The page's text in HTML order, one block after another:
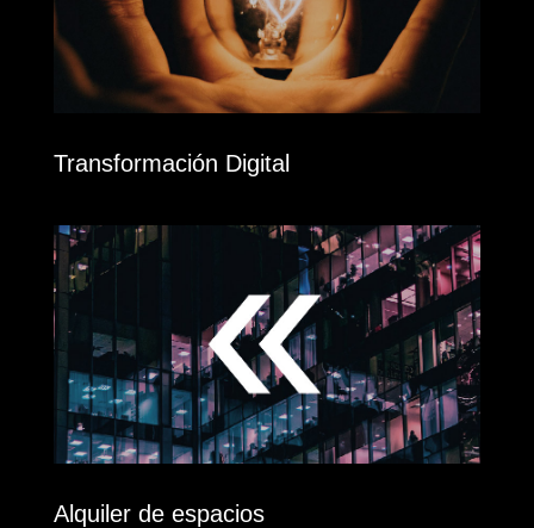
Transformación Digital
Alquiler de espacios